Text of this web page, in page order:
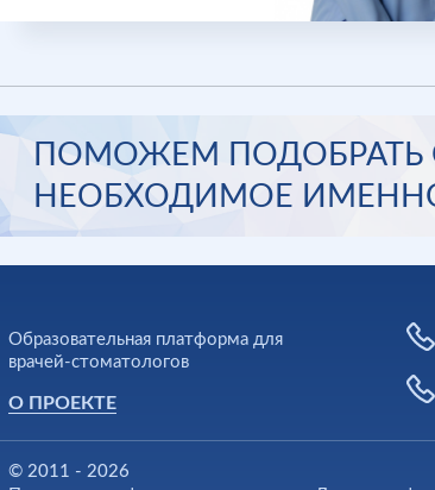
ПОМОЖЕМ ПОДОБРАТЬ
НЕОБХОДИМОЕ
Образовательная платформа для
врачей-стоматологов
О ПРОЕКТЕ
© 2011 - 2026